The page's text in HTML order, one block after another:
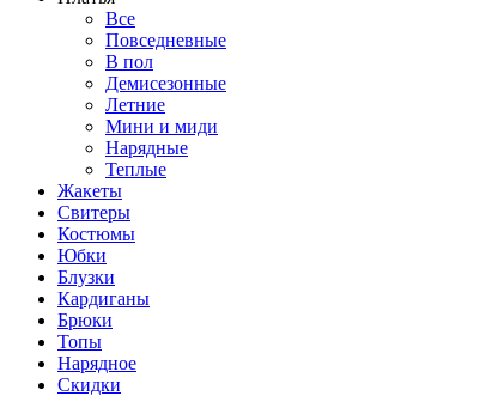
Все
Повседневные
В пол
Демисезонные
Летние
Мини и миди
Нарядные
Теплые
Жакеты
Свитеры
Костюмы
Юбки
Блузки
Кардиганы
Брюки
Топы
Нарядное
Скидки